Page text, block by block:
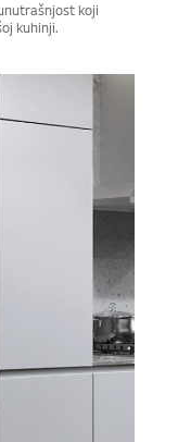
koji
kuhinji.